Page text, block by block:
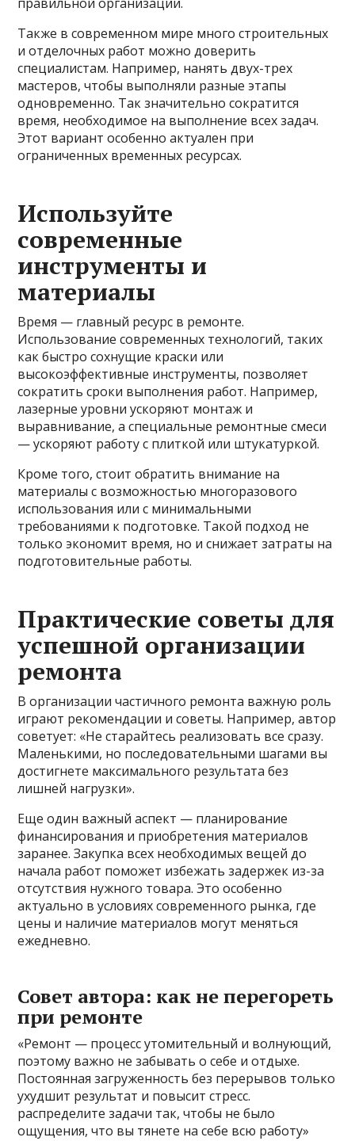
Также в современном мире много строительных
и отделочных работ можно доверить
специалистам. Например, нанять двух-трех
мастеров, чтобы выполняли разные этапы
одновременно. Так значительно сократится
время, необходимое на выполнение всех задач.
Этот вариант особенно актуален при
ограниченных временных ресурсах.
Используйте
современные
инструменты и
материалы
Время — главный ресурс в ремонте.
Использование современных технологий, таких
как быстро сохнущие краски или
высокоэффективные инструменты, позволяет
сократить сроки выполнения работ. Например,
лазерные уровни ускоряют монтаж и
выравнивание, а специальные ремонтные смеси
— ускоряют работу с плиткой или штукатуркой.
Кроме того, стоит обратить внимание на
материалы с возможностью многоразового
использования или с минимальными
требованиями к подготовке. Такой подход не
только экономит время, но и снижает затраты на
подготовительные работы.
Практические советы для
успешной организации
ремонта
В организации частичного ремонта важную роль
играют рекомендации и советы. Например, автор
советует: «Не старайтесь реализовать все сразу.
Маленькими, но последовательными шагами вы
достигнете максимального результата без
лишней нагрузки».
Еще один важный аспект — планирование
финансирования и приобретения материалов
заранее. Закупка всех необходимых вещей до
начала работ поможет избежать задержек из-за
отсутствия нужного товара. Это особенно
актуально в условиях современного рынка, где
цены и наличие материалов могут меняться
ежедневно.
Совет автора: как не перегореть
при ремонте
«Ремонт — процесс утомительный и волнующий,
поэтому важно не забывать о себе и отдыхе.
Постоянная загруженность без перерывов только
ухудшит результат и повысит стресс.
распределите задачи так, чтобы не было
ощущения, что вы тянете на себе всю работу»